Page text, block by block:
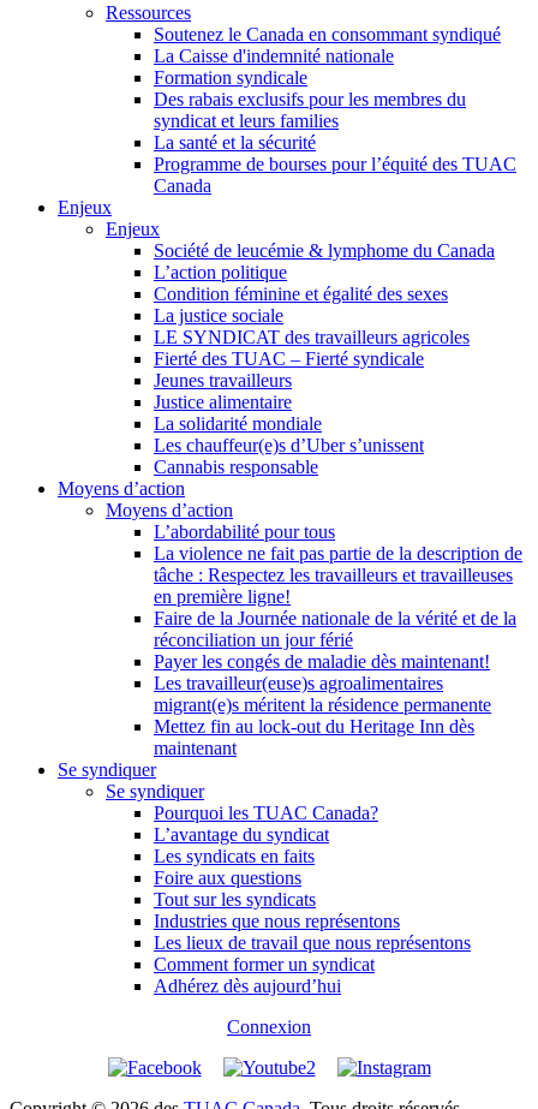
Ressources
Soutenez le Canada en consommant syndiqué
La Caisse d'indemnité nationale
Formation syndicale
Des rabais exclusifs pour les membres du
syndicat et leurs families
La santé et la sécurité
Programme de bourses pour l’équité des TUAC
Canada
Enjeux
Enjeux
Société de leucémie & lymphome du Canada
L’action politique
Condition féminine et égalité des sexes
La justice sociale
LE SYNDICAT des travailleurs agricoles
Fierté des TUAC – Fierté syndicale
Jeunes travailleurs
Justice alimentaire
La solidarité mondiale
Les chauffeur(e)s d’Uber s’unissent
Cannabis responsable
Moyens d’action
Moyens d’action
L’abordabilité pour tous
La violence ne fait pas partie de la description de
tâche : Respectez les travailleurs et travailleuses
en première ligne!
Faire de la Journée nationale de la vérité et de la
réconciliation un jour férié
Payer les congés de maladie dès maintenant!
Les travailleur(euse)s agroalimentaires
migrant(e)s méritent la résidence permanente
Mettez fin au lock-out du Heritage Inn dès
maintenant
Se syndiquer
Se syndiquer
Pourquoi les TUAC Canada?
L’avantage du syndicat
Les syndicats en faits
Foire aux questions
Tout sur les syndicats
Industries que nous représentons
Les lieux de travail que nous représentons
Comment former un syndicat
Adhérez dès aujourd’hui
Connexion